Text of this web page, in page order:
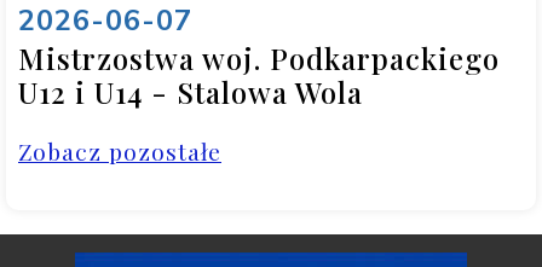
2026-06-07
Mistrzostwa woj. Podkarpackiego
U12 i U14 - Stalowa Wola
Zobacz pozostałe